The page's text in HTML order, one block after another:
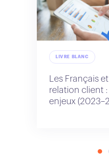
LIVRE BLANC
Les Français
relation client
enjeux